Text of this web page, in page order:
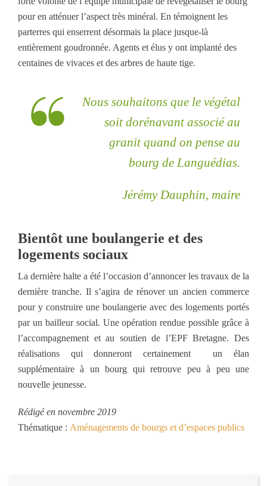
pour en atténuer l’aspect très minéral. En témoignent les
parterres qui enserrent désormais la place jusque-là
entièrement goudronnée. Agents et élus y ont implanté des
centaines de vivaces et des arbres de haute tige.
Nous souhaitons que le végétal
soit dorénavant associé au
granit quand on pense au
bourg de Languédias.
Jérémy Dauphin, maire
Bientôt une boulangerie et des
logements sociaux
La dernière halte a été l’occasion d’annoncer les travaux de la
dernière tranche. Il s’agira de rénover un ancien commerce
pour y construire une boulangerie avec des logements portés
par un bailleur social. Une opération rendue possible grâce à
l’accompagnement et au soutien de l’EPF Bretagne. Des
réalisations qui donneront certainement un élan
supplémentaire à un bourg qui retrouve peu à peu une
nouvelle jeunesse.
Rédigé en novembre 2019
Thématique : Aménagements de bourgs et d’espaces publics